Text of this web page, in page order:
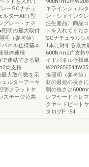
ーSCナチュ
ルターAR-F型
グレー・ナチ
照明の最大取付
明（参考値）
ネル仕様基本
単体連棟
で連結できる最
両支持
大取付数を示
ルターアーキ
明フラットヤ
ステージ公共
キラインシェル
ン・シャイング
注生産品〉商品
トを入れてくだ
SCナチュラルシ
1本に対する最大
600N/m2片支持
イドパネル仕様
接照明（参考値
材の最短の長さ
明の長さは
レフヤードクレ
クヤードビート
タログP.154